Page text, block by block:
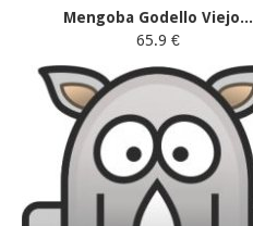
Mengoba Godello Viejo...
65.9 €